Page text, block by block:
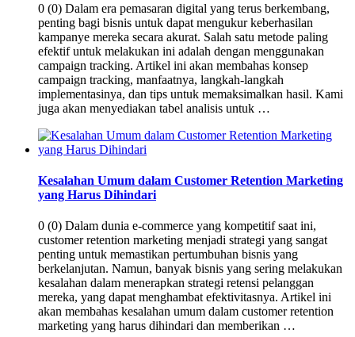
0 (0) Dalam era pemasaran digital yang terus berkembang,
penting bagi bisnis untuk dapat mengukur keberhasilan
kampanye mereka secara akurat. Salah satu metode paling
efektif untuk melakukan ini adalah dengan menggunakan
campaign tracking. Artikel ini akan membahas konsep
campaign tracking, manfaatnya, langkah-langkah
implementasinya, dan tips untuk memaksimalkan hasil. Kami
juga akan menyediakan tabel analisis untuk …
Kesalahan Umum dalam Customer Retention Marketing
yang Harus Dihindari
0 (0) Dalam dunia e-commerce yang kompetitif saat ini,
customer retention marketing menjadi strategi yang sangat
penting untuk memastikan pertumbuhan bisnis yang
berkelanjutan. Namun, banyak bisnis yang sering melakukan
kesalahan dalam menerapkan strategi retensi pelanggan
mereka, yang dapat menghambat efektivitasnya. Artikel ini
akan membahas kesalahan umum dalam customer retention
marketing yang harus dihindari dan memberikan …